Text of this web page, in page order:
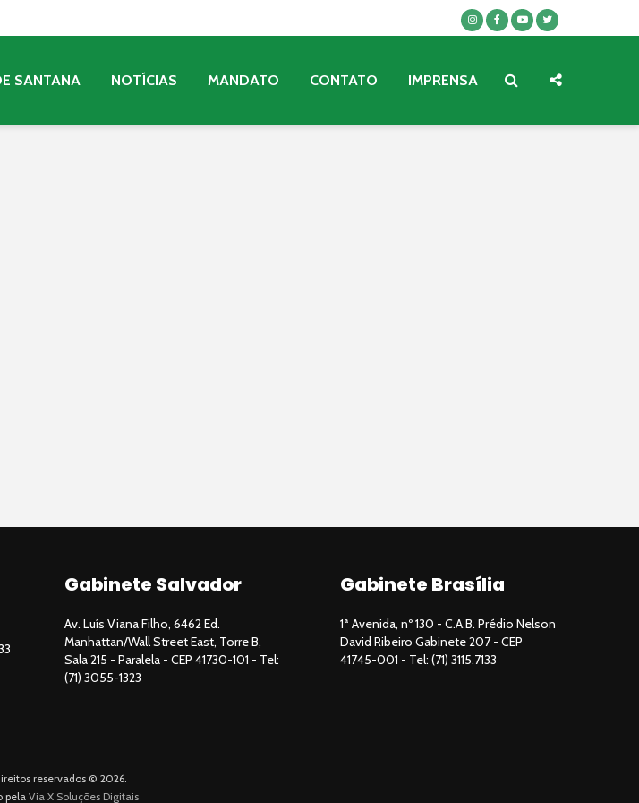
SANTANA NOTÍCIAS MANDATO CONTATO IMPRENSA
Gabinete Salvador
Av. Luís Viana Filho, 6462 Ed.
Manhattan/Wall Street East, Torre B,
Sala 215 - Paralela - CEP 41730-101 - Tel:
(71) 3055-1323
Gabinete Brasília
1ª Avenida, nº 130 - C.A.B. Prédio Nelson
David Ribeiro Gabinete 207 - CEP
41745-001 - Tel: (71) 3115.7133
reservados © 2026.
pela Via X Soluções Digitais